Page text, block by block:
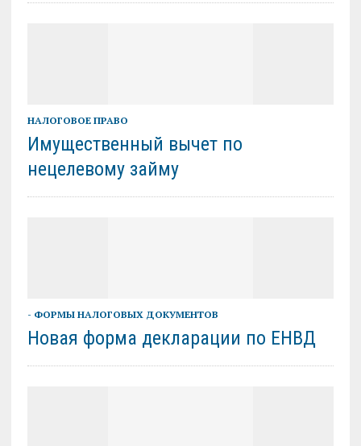
НАЛОГОВОЕ ПРАВО
Имущественный вычет по
нецелевому займу
- ФОРМЫ НАЛОГОВЫХ ДОКУМЕНТОВ
Новая форма декларации по ЕНВД